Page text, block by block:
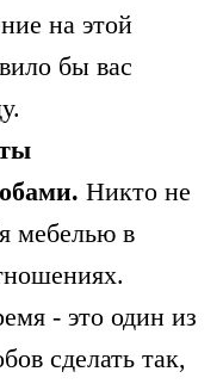
на этой
бы вас
Никто не
мебелью в
- это один из
сделать так,